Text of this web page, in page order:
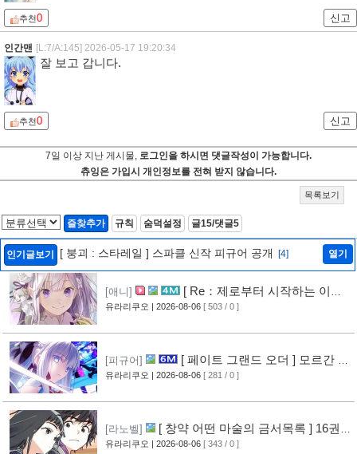
추천0 신고
인간맨 [L:7/A:145] 2026-05-17 19:20:34
잘 보고 갑니다.
추천0 신고
7일 이상 지난 게시물, 로그인을 하시면 댓글작성이 가능합니다.
츄잉은 가입시 개인정보를 전혀 받지 않습니다.
목록보기
즐찾추가 규칙 숨덕설정 글15/댓글5
인기글보기 [ 붕괴 : 스타레일 ] 스파클 신작 피규어 공개 [4] 열기
[애니]
[ Re：제로부터 시작하는 이세
계 생활 ] 4기 탈환편 PV 영상 공개
유라리쿠오 | 2026-08-06 [ 503 / 0 ]
[피규어]
[ 페이트 그랜드 오더 ] 모르간 르
페이 신작 피규어 공개
[4]
유라리쿠오 | 2026-08-06 [ 281 / 0 ]
[라노벨]
[ 창약 어떤 마술의 금서목록 ] 16권
표지 공개
[7]
유라리쿠오 | 2026-08-06 [ 343 / 0 ]